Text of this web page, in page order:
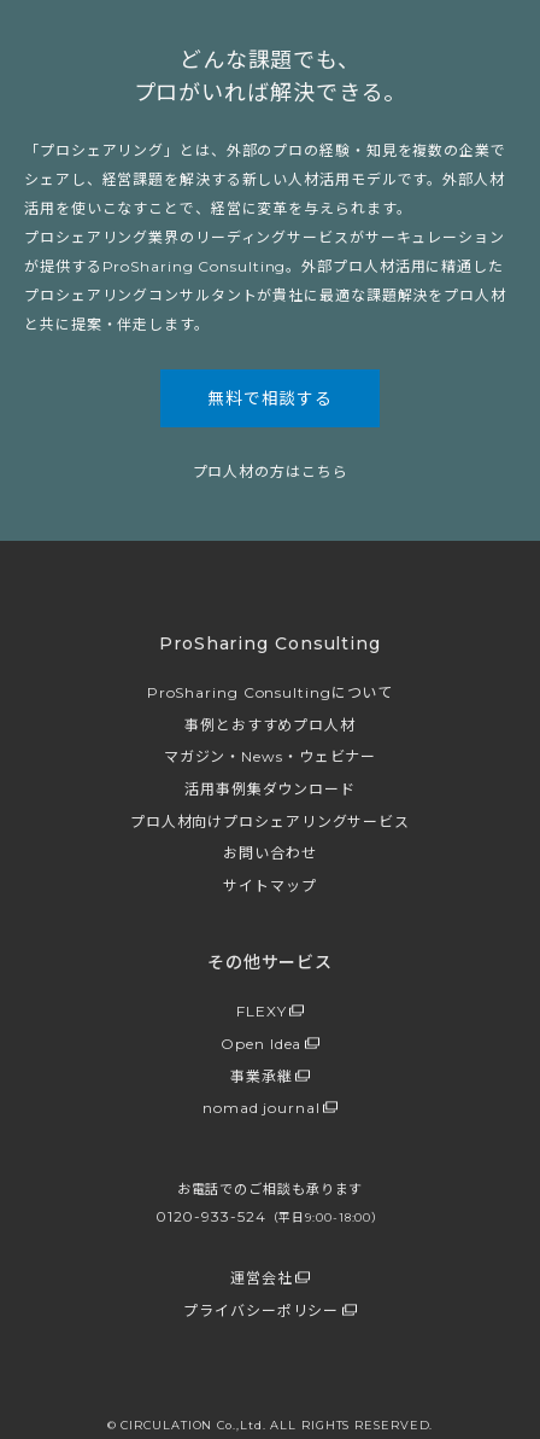
どんな課題でも、
プロがいれば解決できる。
「プロシェアリング」とは、外部のプロの経験・知見を複数の企業で
シェアし、経営課題を解決する新しい人材活用モデルです。外部人材
活用を使いこなすことで、経営に変革を与えられます。
プロシェアリング業界のリーディングサービスがサーキュレーション
が提供するProSharing Consulting。外部プロ人材活用に精通した
プロシェアリングコンサルタントが貴社に最適な課題解決をプロ人材
と共に提案・伴走します。
無料で相談する
プロ人材の方はこちら
ProSharing Consulting
ProSharing Consultingについて
事例とおすすめプロ人材
マガジン・News・ウェビナー
活用事例集ダウンロード
プロ人材向けプロシェアリングサービス
お問い合わせ
サイトマップ
その他サービス
FLEXY
Open Idea
事業承継
nomad journal
お電話でのご相談も承ります
0120-933-524 （平日9:00-18:00）
運営会社
プライバシーポリシー
© CIRCULATION Co.,Ltd. ALL RIGHTS RESERVED.